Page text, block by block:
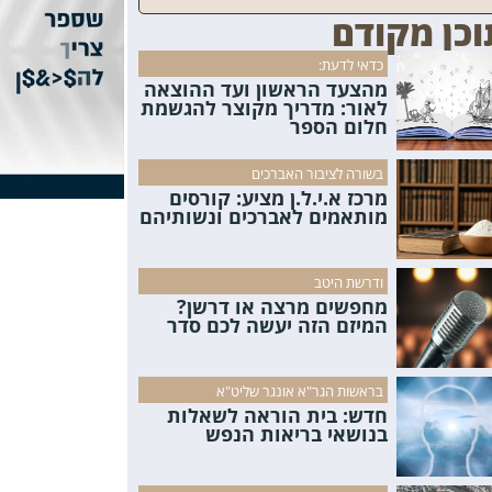
מקודם
כדאי לדעת:
מהצעד הראשון ועד ההוצאה
לאור: מדריך מקוצר להגשמת
חלום הספר
בשורה לציבור האברכים
מרכז א.י.ל.ן מציע: קורסים
מותאמים לאברכים ונשותיהם
ודרשת היטב
מחפשים מרצה או דרשן?
המיזם הזה יעשה לכם סדר
בראשות הגר"א אונגר שליט"א
חדש: בית הוראה לשאלות
בנושאי בריאות הנפש